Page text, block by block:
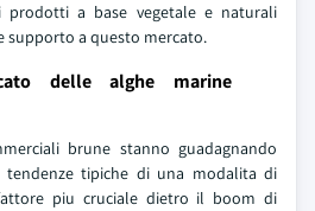
prodotti a base vegetale e naturali
supporto a questo mercato.
delle alghe marine
brune stanno guadagnando
tendenze tipiche di una modalita di
piu cruciale dietro il boom di